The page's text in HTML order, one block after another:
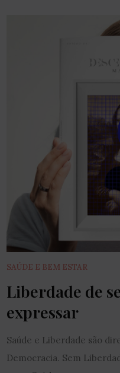
SAÚDE E BEM ESTAR
Liberdade de
expressar
Saúde e Liberdade são
Democracia. Sem